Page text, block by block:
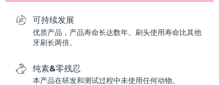
可持续发展
优质产品，产品寿命长达数年。刷头使用寿命比其他
牙刷长两倍。
纯素&零残忍
本产品在研发和测试过程中未使用任何动物。